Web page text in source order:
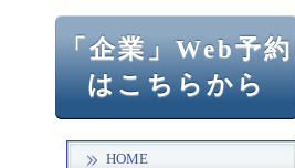
「企業」Web予約
はこちらから
HOME